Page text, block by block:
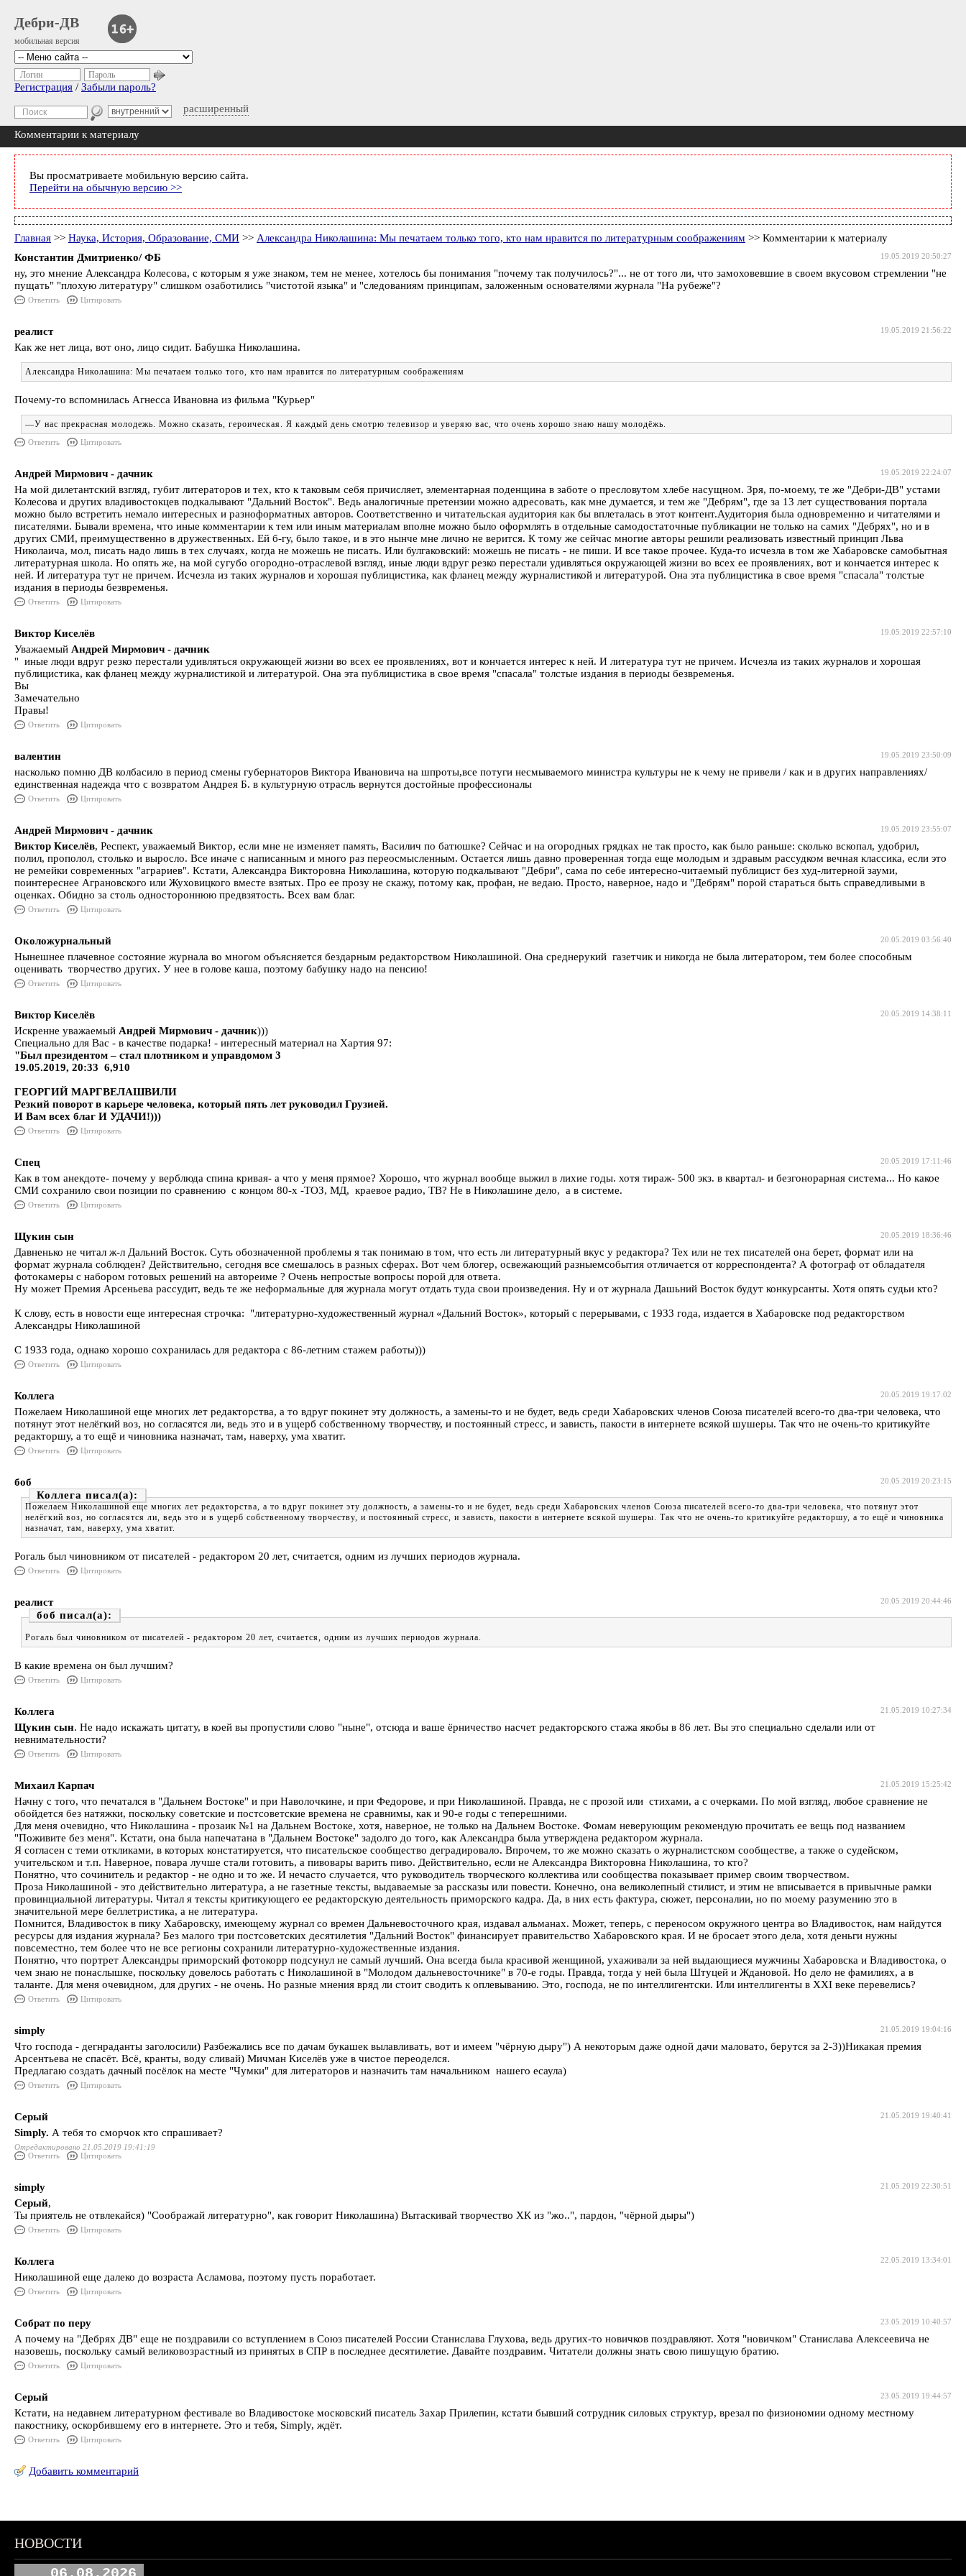
Дебри-ДВ
мобильная версия
расширенный
Логин Пароль
Регистрация / Забыли пароль?
Комментарии к материалу
Вы просматриваете мобильную версию сайта.
Перейти на обычную версию >>
Главная >> Наука, История, Образование, СМИ >> Александра Николашина: Мы печатаем только того, кто нам нравится по литературным соображениям >> Комментарии к материалу
19.05.2019 20:50:27
Константин Дмитриенко/ ФБ
ну, это мнение Александра Колесова, с которым я уже знаком, тем не менее, хотелось бы понимания "почему так получилось?"... не от того ли, что замоховевшие в своем вкусовом стремлении "не
пущать" "плохую литературу" слишком озаботились "чистотой языка" и "следованиям принципам, заложенным основателями журнала "На рубеже"?
Ответить Цитировать
19.05.2019 21:56:22
реалист
Как же нет лица, вот оно, лицо сидит. Бабушка Николашина.
Александра Николашина: Мы печатаем только того, кто нам нравится по литературным соображениям
Почему-то вспомнилась Агнесса Ивановна из фильма "Курьер"
―У нас прекрасная молодежь. Можно сказать, героическая. Я каждый день смотрю телевизор и уверяю вас, что очень хорошо знаю нашу молодёжь.
Ответить Цитировать
19.05.2019 22:24:07
Андрей Мирмович - дачник
На мой дилетантский взгляд, губит литераторов и тех, кто к таковым себя причисляет, элементарная поденщина в заботе о пресловутом хлебе насущном. Зря, по-моему, те же "Дебри-ДВ" устами
Колесова и других владивостокцев подкалывают "Дальний Восток". Ведь аналогичные претензии можно адресовать, как мне думается, и тем же "Дебрям", где за 13 лет существования портала
можно было встретить немало интересных и разноформатных авторов. Соответственно и читательская аудитория как бы вплеталась в этот контент.Аудитория была одновременно и читателями и
писателями. Бывали времена, что иные комментарии к тем или иным материалам вполне можно было оформлять в отдельные самодостаточные публикации не только на самих "Дебрях", но и в
других СМИ, преимущественно в дружественных. Ей б-гу, было такое, и в это нынче мне лично не верится. К тому же сейчас многие авторы решили реализовать известный принцип Льва
Николаича, мол, писать надо лишь в тех случаях, когда не можешь не писать. Или булгаковский: можешь не писать - не пиши. И все такое прочее. Куда-то исчезла в том же Хабаровске самобытная
литературная школа. Но опять же, на мой сугубо огородно-отраслевой взгляд, иные люди вдруг резко перестали удивляться окружающей жизни во всех ее проявлениях, вот и кончается интерес к
ней. И литература тут не причем. Исчезла из таких журналов и хорошая публицистика, как фланец между журналистикой и литературой. Она эта публицистика в свое время "спасала" толстые
издания в периоды безвременья.
Ответить Цитировать
19.05.2019 22:57:10
Виктор Киселёв
Уважаемый Андрей Мирмович - дачник
" иные люди вдруг резко перестали удивляться окружающей жизни во всех ее проявлениях, вот и кончается интерес к ней. И литература тут не причем. Исчезла из таких журналов и хорошая
публицистика, как фланец между журналистикой и литературой. Она эта публицистика в свое время "спасала" толстые издания в периоды безвременья.
Вы
Замечательно
Правы!
Ответить Цитировать
19.05.2019 23:50:09
валентин
насколько помню ДВ колбасило в период смены губернаторов Виктора Ивановича на шпроты,все потуги несмываемого министра культуры не к чему не привели / как и в других направлениях/
единственная надежда что с возвратом Андрея Б. в культурную отрасль вернутся достойные профессионалы
Ответить Цитировать
19.05.2019 23:55:07
Андрей Мирмович - дачник
Виктор Киселёв, Респект, уважаемый Виктор, если мне не изменяет память, Василич по батюшке? Сейчас и на огородных грядках не так просто, как было раньше: сколько вскопал, удобрил,
полил, прополол, столько и выросло. Все иначе с написанным и много раз переосмысленным. Остается лишь давно проверенная тогда еще молодым и здравым рассудком вечная классика, если это
не ремейки современных "аграриев". Кстати, Александра Викторовна Николашина, которую подкалывают "Дебри", сама по себе интересно-читаемый публицист без худ-литерной зауми,
поинтереснее Аграновского или Жуховицкого вместе взятых. Про ее прозу не скажу, потому как, профан, не ведаю. Просто, наверное, надо и "Дебрям" порой стараться быть справедливыми в
оценках. Обидно за столь одностороннюю предвзятость. Всех вам благ.
Ответить Цитировать
20.05.2019 03:56:40
Околожурнальный
Нынешнее плачевное состояние журнала во многом объясняется бездарным редакторством Николашиной. Она среднерукий газетчик и никогда не была литератором, тем более способным
оценивать творчество других. У нее в голове каша, поэтому бабушку надо на пенсию!
Ответить Цитировать
20.05.2019 14:38:11
Виктор Киселёв
Искренне уважаемый Андрей Мирмович - дачник)))
Специально для Вас - в качестве подарка! - интересный материал на Хартия 97:
"Был президентом – стал плотником и управдомом 3
19.05.2019, 20:33 6,910
ГЕОРГИЙ МАРГВЕЛАШВИЛИ
Резкий поворот в карьере человека, который пять лет руководил Грузией.
И Вам всех благ И УДАЧИ!)))
Ответить Цитировать
20.05.2019 17:11:46
Спец
Как в том анекдоте- почему у верблюда спина кривая- а что у меня прямое? Хорошо, что журнал вообще выжил в лихие годы. хотя тираж- 500 экз. в квартал- и безгонорарная система... Но какое
СМИ сохранило свои позиции по сравнению с концом 80-х -ТОЗ, МД, краевое радио, ТВ? Не в Николашине дело, а в системе.
Ответить Цитировать
20.05.2019 18:36:46
Щукин сын
Давненько не читал ж-л Дальний Восток. Суть обозначенной проблемы я так понимаю в том, что есть ли литературный вкус у редактора? Тех или не тех писателей она берет, формат или на
формат журнала соблюден? Действительно, сегодня все смешалось в разных сферах. Вот чем блогер, освежающий разныемсобытия отличается от корреспондента? А фотограф от обладателя
фотокамеры с набором готовых решений на автореиме ? Очень непростые вопросы порой для ответа.
Ну может Премия Арсеньева рассудит, ведь те же неформальные для журнала могут отдать туда свои произведения. Ну и от журнала Дашьний Восток будут конкурсанты. Хотя опять судьи кто?
К слову, есть в новости еще интересная строчка: "литературно-художественный журнал «Дальний Восток», который с перерывами, с 1933 года, издается в Хабаровске под редакторством
Александры Николашиной
С 1933 года, однако хорошо сохранилась для редактора с 86-летним стажем работы)))
Ответить Цитировать
20.05.2019 19:17:02
Коллега
Пожелаем Николашиной еще многих лет редакторства, а то вдруг покинет эту должность, а замены-то и не будет, ведь среди Хабаровских членов Союза писателей всего-то два-три человека, что
потянут этот нелёгкий воз, но согласятся ли, ведь это и в ущерб собственному творчеству, и постоянный стресс, и зависть, пакости в интернете всякой шушеры. Так что не очень-то критикуйте
редакторшу, а то ещё и чиновника назначат, там, наверху, ума хватит.
Ответить Цитировать
20.05.2019 20:23:15
боб
Коллега
Пожелаем Николашиной еще многих лет редакторства, а то вдруг покинет эту должность, а замены-то и не будет, ведь среди Хабаровских членов Союза писателей всего-то два-три человека, что потянут этот
нелёгкий воз, но согласятся ли, ведь это и в ущерб собственному творчеству, и постоянный стресс, и зависть, пакости в интернете всякой шушеры. Так что не очень-то критикуйте редакторшу, а то ещё и чиновника
назначат, там, наверху, ума хватит.
Рогаль был чиновником от писателей - редактором 20 лет, считается, одним из лучших периодов журнала.
Ответить Цитировать
20.05.2019 20:44:46
реалист
боб
Рогаль был чиновником от писателей - редактором 20 лет, считается, одним из лучших периодов журнала.
В какие времена он был лучшим?
Ответить Цитировать
21.05.2019 10:27:34
Коллега
Щукин сын. Не надо искажать цитату, в коей вы пропустили слово "ныне", отсюда и ваше ёрничество насчет редакторского стажа якобы в 86 лет. Вы это специально сделали или от
невнимательности?
Ответить Цитировать
21.05.2019 15:25:42
Михаил Карпач
Начну с того, что печатался в "Дальнем Востоке" и при Наволочкине, и при Федорове, и при Николашиной. Правда, не с прозой или стихами, а с очерками. По мой взгляд, любое сравнение не
обойдется без натяжки, поскольку советские и постсоветские времена не сравнимы, как и 90-е годы с теперешними.
Для меня очевидно, что Николашина - прозаик №1 на Дальнем Востоке, хотя, наверное, не только на Дальнем Востоке. Фомам неверующим рекомендую прочитать ее вещь под названием
"Поживите без меня". Кстати, она была напечатана в "Дальнем Востоке" задолго до того, как Александра была утверждена редактором журнала.
Я согласен с теми откликами, в которых констатируется, что писательское сообщество деградировало. Впрочем, то же можно сказать о журналистском сообществе, а также о судейском,
учительском и т.п. Наверное, повара лучше стали готовить, а пивовары варить пиво. Действительно, если не Александра Викторовна Николашина, то кто?
Понятно, что сочинитель и редактор - не одно и то же. И нечасто случается, что руководитель творческого коллектива или сообщества показывает пример своим творчеством.
Проза Николашиной - это действительно литература, а не газетные тексты, выдаваемые за рассказы или повести. Конечно, она великолепный стилист, и этим не вписывается в привычные рамки
провинциальной литературы. Читал я тексты критикующего ее редакторскую деятельность приморского кадра. Да, в них есть фактура, сюжет, персоналии, но по моему разумению это в
значительной мере беллетристика, а не литература.
Помнится, Владивосток в пику Хабаровску, имеющему журнал со времен Дальневосточного края, издавал альманах. Может, теперь, с переносом окружного центра во Владивосток, нам найдутся
ресурсы для издания журнала? Без малого три постсоветских десятилетия "Дальний Восток" финансирует правительство Хабаровского края. И не бросает этого дела, хотя деньги нужны
повсеместно, тем более что не все регионы сохранили литературно-художественные издания.
Понятно, что портрет Александры приморский фотокорр подсунул не самый лучший. Она всегда была красивой женщиной, ухаживали за ней выдающиеся мужчины Хабаровска и Владивостока, о
чем знаю не понаслышке, поскольку довелось работать с Николашиной в "Молодом дальневосточнике" в 70-е годы. Правда, тогда у ней была Штуцей и Ждановой. Но дело не фамилиях, а в
таланте. Для меня очевидном, для других - не очень. Но разные мнения вряд ли стоит сводить к оплевыванию. Это, господа, не по интеллигентски. Или интеллигенты в XXI веке перевелись?
Ответить Цитировать
21.05.2019 19:04:16
simply
Что господа - дегнраданты заголосили) Разбежались все по дачам букашек вылавливать, вот и имеем "чёрную дыру") А некоторым даже одной дачи маловато, берутся за 2-3))Никакая премия
Арсентьева не спасёт. Всё, кранты, воду сливай) Мичман Киселёв уже в чистое переоделся.
Предлагаю создать дачный посёлок на месте "Чумки" для литераторов и назначить там начальником нашего есаула)
Ответить Цитировать
21.05.2019 19:40:41
Серый
Simply. А тебя то сморчок кто спрашивает?
Отредактировано 21.05.2019 19:41:19
Ответить
Цитировать
21.05.2019 22:30:51
simply
Серый,
Ты приятель не отвлекайся) "Соображай литературно", как говорит Николашина) Вытаскивай творчество ХК из "жо..", пардон, "чёрной дыры")
Ответить Цитировать
22.05.2019 13:34:01
Коллега
Николашиной еще далеко до возраста Асламова, поэтому пусть поработает.
Ответить Цитировать
23.05.2019 10:40:57
Собрат по перу
А почему на "Дебрях ДВ" еще не поздравили со вступлением в Союз писателей России Станислава Глухова, ведь других-то новичков поздравляют. Хотя "новичком" Станислава Алексеевича не
назовешь, поскольку самый великовозрастный из принятых в СПР в последнее десятилетие. Давайте поздравим. Читатели должны знать свою пишущую братию.
Ответить Цитировать
23.05.2019 19:44:57
Серый
Кстати, на недавнем литературном фестивале во Владивостоке московский писатель Захар Прилепин, кстати бывший сотрудник силовых структур, врезал по физиономии одному местному
пакостнику, оскорбившему его в интернете. Это и тебя, Simply, ждёт.
Ответить Цитировать
Добавить комментарий
НОВОСТИ